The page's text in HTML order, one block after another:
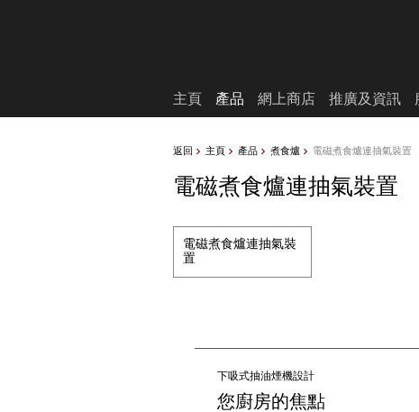
返回 主頁 產品 煮食爐 電磁煮食爐連抽氣裝置
電磁煮食爐連抽氣裝置
電磁煮食爐連抽氣裝
置
下吸式抽油煙機設計
您廚房的焦點
主頁 產品 網上商店 推廣及資訊